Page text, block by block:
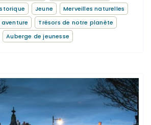
Jeune
Merveilles naturelles
Trésors de notre planète
Auberge de jeunesse